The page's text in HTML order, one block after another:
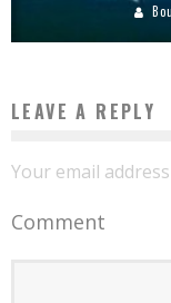
LEAVE A REPLY
Your email
Comment